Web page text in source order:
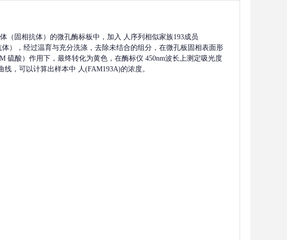
（固相抗体）的微孔酶标板中，加入 人序列相似家族193成员
体），经过温育与充分洗涤，去除未结合的组分，在微孔板固相表面形
硫酸）作用下，最终转化为黄色，在酶标仪 450nm波长上测定吸光度
线，可以计算出样本中 人(FAM193A)的浓度。